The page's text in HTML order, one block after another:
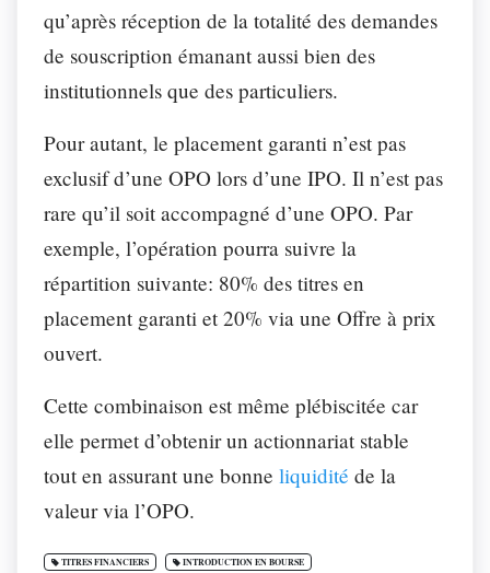
qu’après réception de la totalité des demandes
de souscription émanant aussi bien des
institutionnels que des particuliers.
Pour autant, le placement garanti n’est pas
exclusif d’une OPO lors d’une IPO. Il n’est pas
rare qu’il soit accompagné d’une OPO. Par
exemple, l’opération pourra suivre la
répartition suivante: 80% des titres en
placement garanti et 20% via une Offre à prix
ouvert.
Cette combinaison est même plébiscitée car
elle permet d’obtenir un actionnariat stable
tout en assurant une bonne liquidité de la
valeur via l’OPO.
TITRES FINANCIERS INTRODUCTION EN BOURSE